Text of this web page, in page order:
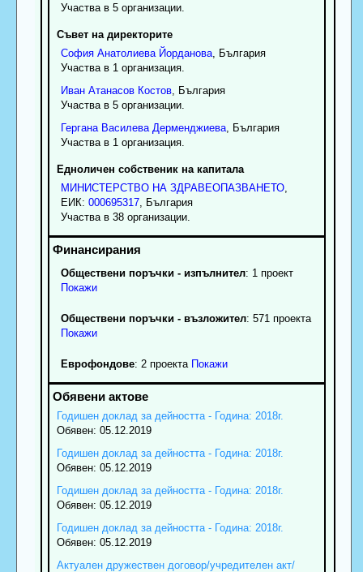
Участва в 5 организации.
Съвет на директорите
София Анатолиева Йорданова, България
Участва в 1 организация.
Иван Атанасов Костов, България
Участва в 5 организации.
Гергана Василева Дерменджиева, България
Участва в 1 организация.
Едноличен собственик на капитала
МИНИСТЕРСТВО НА ЗДРАВЕОПАЗВАНЕТО,
ЕИК: 000695317, България
Участва в 38 организации.
Обществени поръчки - изпълнител: 1 проект
Покажи
Обществени поръчки - възложител: 571 проекта
Покажи
Еврофондове: 2 проекта Покажи
Годишен доклад за дейността - Година: 2018г.
Обявен: 05.12.2019
Годишен доклад за дейността - Година: 2018г.
Обявен: 05.12.2019
Годишен доклад за дейността - Година: 2018г.
Обявен: 05.12.2019
Годишен доклад за дейността - Година: 2018г.
Обявен: 05.12.2019
Актуален дружествен договор/учредителен акт/